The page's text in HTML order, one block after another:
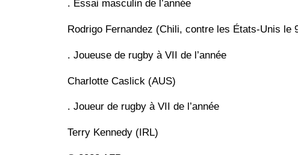
. Essai masculin de l’année
Rodrigo Fernandez (Chili, contre les États-Unis le
. Joueuse de rugby à VII de l’année
Charlotte Caslick (AUS)
. Joueur de rugby à VII de l’année
Terry Kennedy (IRL)